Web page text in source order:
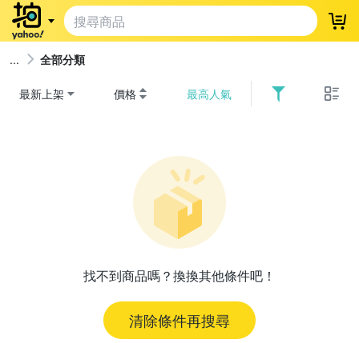
登
全部分類
最新上架 價格 最高人氣
找不到商品嗎？換換其他條件吧！
清除條件再搜尋